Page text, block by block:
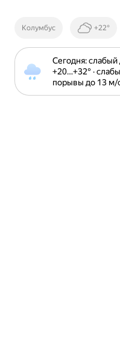
Колумбус +22°
Сегодня: слабый
+20⁠…⁠+32⁠° ·
порывы до 13 м⁠/⁠